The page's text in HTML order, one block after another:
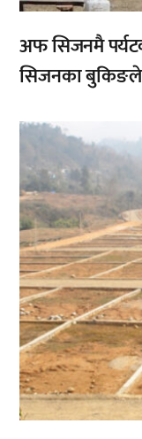
अफ सिजनमै
सिजनका बुकिङले
,